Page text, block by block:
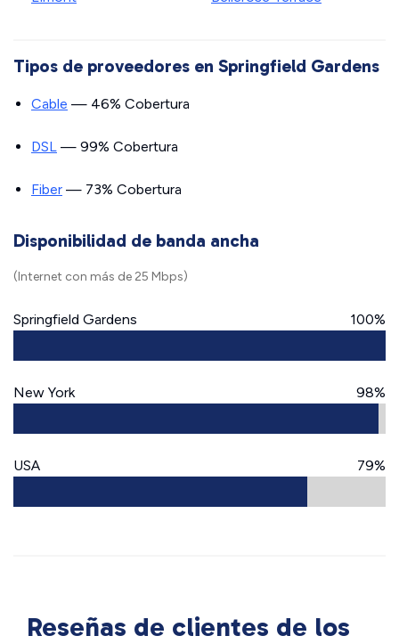
Tipos de proveedores en Springfield Gardens
Cable — 46% Cobertura
DSL — 99% Cobertura
Fiber — 73% Cobertura
Disponibilidad de banda ancha
(Internet con más de 25 Mbps)
Springfield Gardens 100%
New York 98%
USA 79%
Reseñas de clientes de los